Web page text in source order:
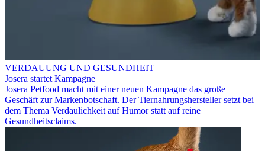
VERDAUUNG UND GESUNDHEIT
Josera startet Kampagne
Josera Petfood macht mit einer neuen Kampagne das große
Geschäft zur Markenbotschaft. Der Tiernahrungshersteller setzt bei
dem Thema Verdaulichkeit auf Humor statt auf reine
Gesundheitsclaims.